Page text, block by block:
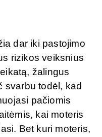
dar iki pastojimo
rizikos veiksnius
žalingus
svarbu todėl, kad
pačiomis
kai moteris
Bet kuri moteris,